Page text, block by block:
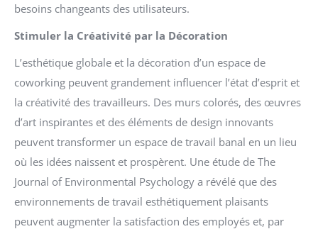
besoins changeants des utilisateurs.
Stimuler la Créativité par la Décoration
L’esthétique globale et la décoration d’un espace de
coworking peuvent grandement influencer l’état d’esprit et
la créativité des travailleurs. Des murs colorés, des œuvres
d’art inspirantes et des éléments de design innovants
peuvent transformer un espace de travail banal en un lieu
où les idées naissent et prospèrent. Une étude de The
Journal of Environmental Psychology a révélé que des
environnements de travail esthétiquement plaisants
peuvent augmenter la satisfaction des employés et, par